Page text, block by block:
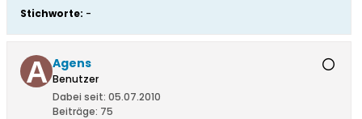
Stichworte: -
Agens
Benutzer
Dabei seit: 05.07.2010
Beiträge: 75